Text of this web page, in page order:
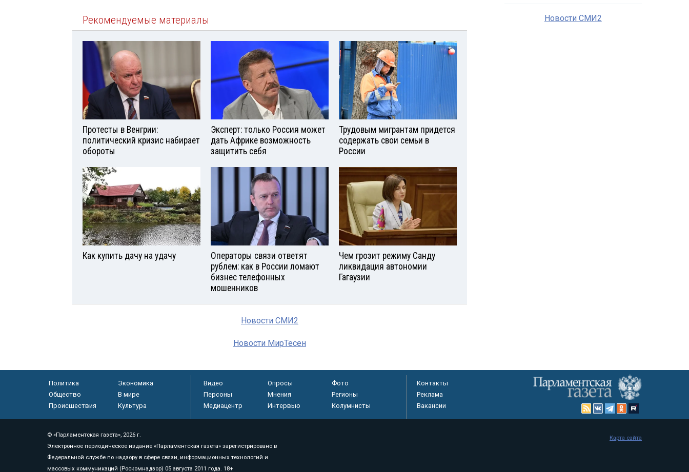
Рекомендуемые материалы
Протесты в Венгрии:
политический кризис набирает
обороты
Эксперт: только Россия может
дать Африке возможность
защитить себя
Трудовым мигрантам придется
содержать свои семьи в
России
Как купить дачу на удачу
Операторы связи ответят
рублем: как в России ломают
бизнес телефонных
мошенников
Чем грозит режиму Санду
ликвидация автономии
Гагаузии
Новости СМИ2
Новости МирТесен
Новости СМИ2
Политика
Экономика
Общество
В мире
Происшествия
Культура
Видео Опросы
Фото
Персоны
Мнения
Регионы
Медиацентр
Интервью Колумнисты
Контакты
Реклама
Вакансии
© «Парламентская газета», 2026 г.
Электронное периодическое издание «Парламентская газета» зарегистрировано в
Федеральной службе по надзору в сфере связи, информационных технологий и
массовых коммуникаций (Роскомнадзор) 05 августа 2011 года. 18+
Карта сайта